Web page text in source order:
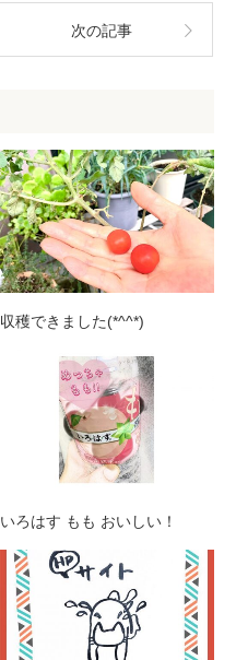
次の記事
収穫できました(*^^*)
いろはす もも おいしい！